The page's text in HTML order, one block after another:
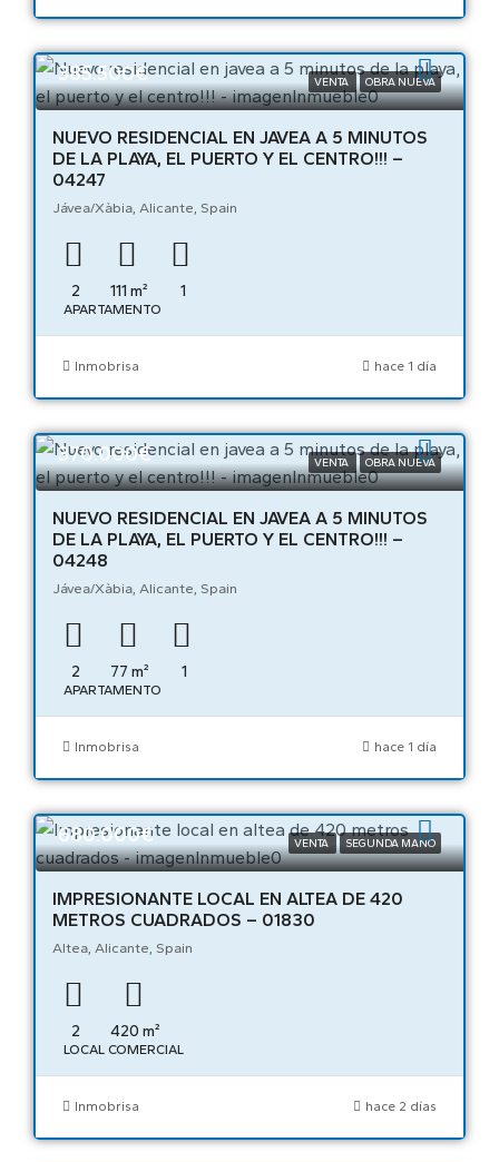
VENTA OBRA NUEVA
385.500€
NUEVO RESIDENCIAL EN JAVEA A 5 MINUTOS
DE LA PLAYA, EL PUERTO Y EL CENTRO!!! –
04247
Jávea/Xàbia, Alicante, Spain
2 111 m² 1
APARTAMENTO
Inmobrisa hace 1 día
VENTA OBRA NUEVA
370.000€
NUEVO RESIDENCIAL EN JAVEA A 5 MINUTOS
DE LA PLAYA, EL PUERTO Y EL CENTRO!!! –
04248
Jávea/Xàbia, Alicante, Spain
2 77 m² 1
APARTAMENTO
Inmobrisa hace 1 día
VENTA SEGUNDA MANO
680.000€
IMPRESIONANTE LOCAL EN ALTEA DE 420
METROS CUADRADOS – 01830
Altea, Alicante, Spain
2 420 m²
LOCAL COMERCIAL
Inmobrisa hace 2 días